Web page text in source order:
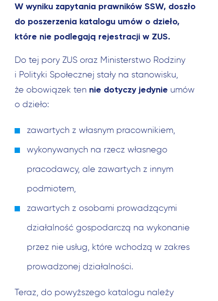
W wyniku zapytania prawników SSW, doszło
do poszerzenia katalogu umów o dzieło,
które nie podlegają rejestracji w ZUS.
Do tej pory ZUS oraz Ministerstwo Rodziny
i Polityki Społecznej stały na stanowisku,
że obowiązek ten nie dotyczy jedynie umów
o dzieło:
zawartych z własnym pracownikiem,
wykonywanych na rzecz własnego
pracodawcy, ale zawartych z innym
podmiotem,
zawartych z osobami prowadzącymi
działalność gospodarczą na wykonanie
przez nie usług, które wchodzą w zakres
prowadzonej działalności.
Teraz, do powyższego katalogu należy